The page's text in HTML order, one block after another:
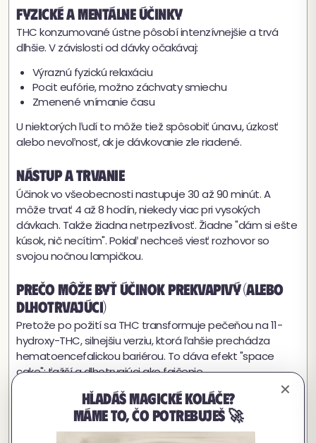
Fyzické a mentálne účinky
THC konzumované ústne pôsobí intenzívnejšie a trvá
dlhšie. V závislosti od dávky očakávaj:
Výraznú fyzickú relaxáciu
Pocit eufórie, možno záchvaty smiechu
Zmenené vnímanie času
U niektorých ľudí to môže tiež spôsobiť únavu, úzkosť
alebo nevoľnosť, ak je dávkovanie zle riadené.
Nástup a trvanie
Účinok vo všeobecnosti nastupuje 30 až 90 minút. A
môže trvať 4 až 8 hodín, niekedy viac pri vysokých
dávkach. Takže žiadna netrpezlivosť. Žiadne "dám si ešte
kúsok, nič necítim". Pokiaľ nechceš viesť rozhovor so
svojou nočnou lampičkou.
Prečo môže byť účinok prekvapivý (alebo
dlhotrvajúci)
Pretože po požití sa THC transformuje pečeňou na 11-
hydroxy-THC, silnejšiu verziu, ktorá ľahšie prechádza
hematoencefalickou bariérou. To dáva efekt "space
cake": ťažší a dlhotrvajúci ako fajčenie.
Cannabis koláč a legalita: čo
potrebuješ vedieť
✕
Hľadáš magické koláče?
Máme to, čo potrebuješ 🚀